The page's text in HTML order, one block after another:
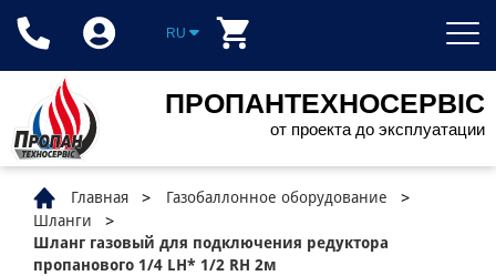
ПРОПАНТЕХНОСЕРВІС
от проекта до эксплуатации
RU
Главная
Газобаллонное оборудование
Шланги
Шланг газовый для подключения редуктора
пропанового 1/4 LH* 1/2 RH 2м